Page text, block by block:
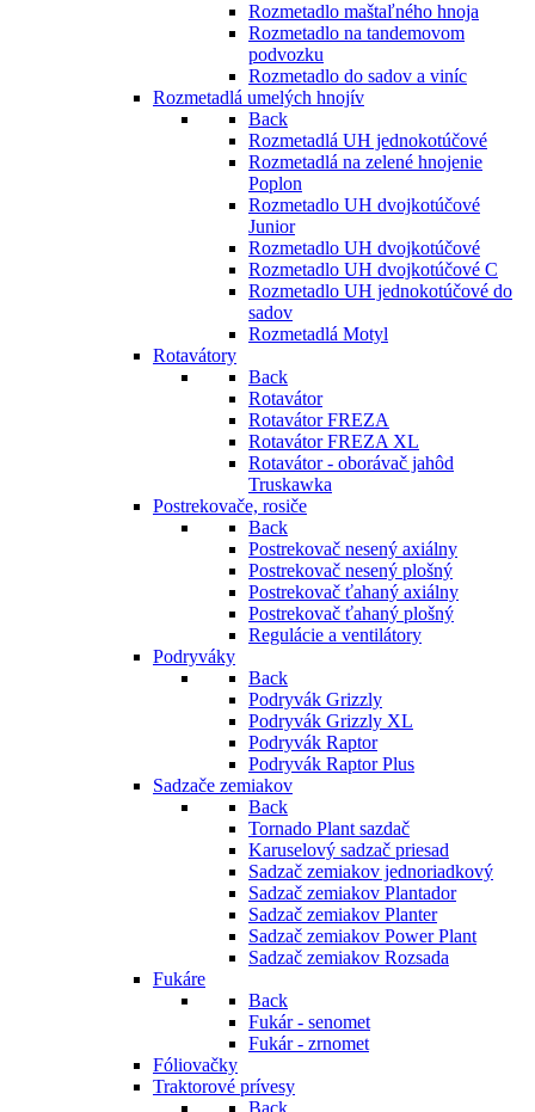
Rozmetadlo maštaľného hnoja
Rozmetadlo na tandemovom
podvozku
Rozmetadlo do sadov a viníc
Rozmetadlá umelých hnojív
Back
Rozmetadlá UH jednokotúčové
Rozmetadlá na zelené hnojenie
Poplon
Rozmetadlo UH dvojkotúčové
Junior
Rozmetadlo UH dvojkotúčové
Rozmetadlo UH dvojkotúčové C
Rozmetadlo UH jednokotúčové do
sadov
Rozmetadlá Motyl
Rotavátory
Back
Rotavátor
Rotavátor FREZA
Rotavátor FREZA XL
Rotavátor - oborávač jahôd
Truskawka
Postrekovače, rosiče
Back
Postrekovač nesený axiálny
Postrekovač nesený plošný
Postrekovač ťahaný axiálny
Postrekovač ťahaný plošný
Regulácie a ventilátory
Podryváky
Back
Podryvák Grizzly
Podryvák Grizzly XL
Podryvák Raptor
Podryvák Raptor Plus
Sadzače zemiakov
Back
Tornado Plant sazdač
Karuselový sadzač priesad
Sadzač zemiakov jednoriadkový
Sadzač zemiakov Plantador
Sadzač zemiakov Planter
Sadzač zemiakov Power Plant
Sadzač zemiakov Rozsada
Fukáre
Back
Fukár - senomet
Fukár - zrnomet
Fóliovačky
Traktorové prívesy
Back